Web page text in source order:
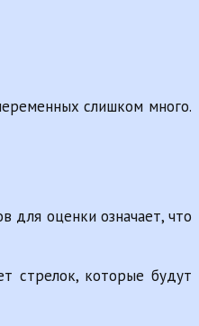
слишком много.
для оценки означает, что
стрелок, которые будут